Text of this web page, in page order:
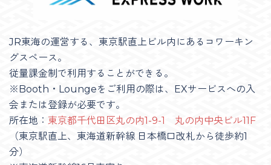
JR東海の運営する、東京駅直上ビル内にあるコワーキン
グスペース。
従量課金制で利用することができる。
※Booth・Loungeをご利用の際は、EXサービスへの入
会または登録が必要です。
所在地： 東京都千代田区丸の内1-9-1 丸の内中央ビル11F
（東京駅直上、東海道新幹線 日本橋口改札から徒歩約1
分）